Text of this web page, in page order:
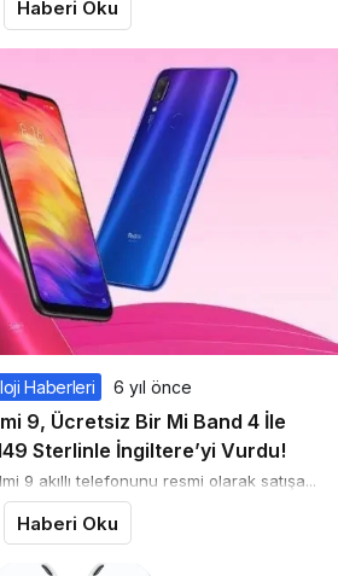
Haberi Oku
Haberleri 6 yıl önce
9, Ücretsiz Bir Mi Band 4 İle
Sterlinle İngiltere’yi Vurdu!
9 akıllı telefonunu resmi olarak satışa...
Haberi Oku